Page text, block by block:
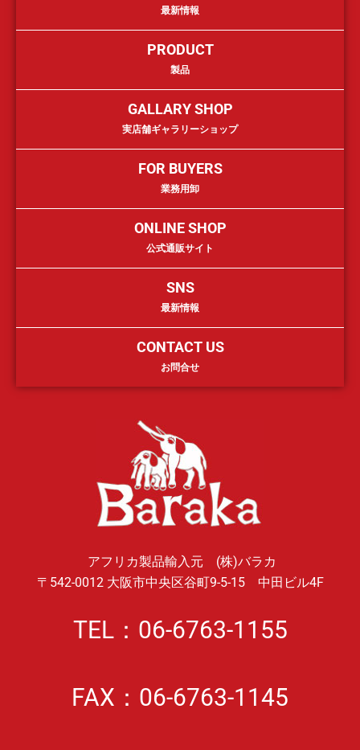
最新情報
PRODUCT
製品
GALLARY SHOP
実店舗ギャラリーショップ
FOR BUYERS
業務用卸
ONLINE SHOP
公式通販サイト
SNS
最新情報
CONTACT US
お問合せ
アフリカ製品輸入元 (株)バラカ
〒542-0012 大阪市中央区谷町9-5-15 中田ビル4F
TEL：06-6763-1155
FAX：06-6763-1145